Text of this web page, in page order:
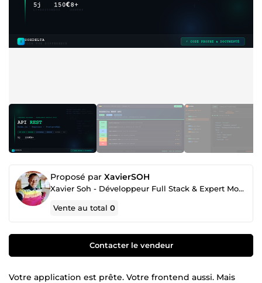
Proposé par XavierSOH
Xavier Soh - Développeur Full Stack & Expert Mobile
Vente au total0
Contacter le vendeur
Votre application est prête. Votre frontend aussi. Mais